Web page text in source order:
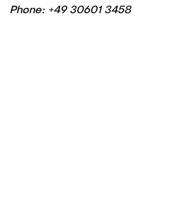
Phone: +49 30601 3458